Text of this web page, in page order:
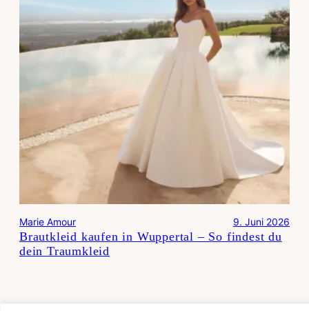
Marie Amour 9. Juni 2026
Brautkleid kaufen in Wuppertal – So findest du
dein Traumkleid